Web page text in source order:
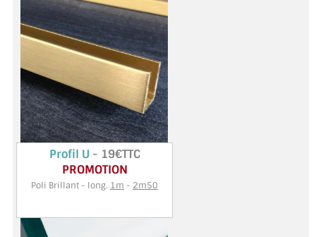
VERRE SUR MESURE
VERRE EXTRACLAIR
VERRE TREMPÉ (SÉCURIT)
PAROI DE DOUCHE
VERRE FEUILLETÉ
VERRE ANTI-REFLET
VERRE LAQUÉ/CRÉDENCE
VERRE FEUILLETÉ/TREMPÉ
Profil U - 19€TTC
PROMOTION
Poli Brillant - long. 1m - 2m50